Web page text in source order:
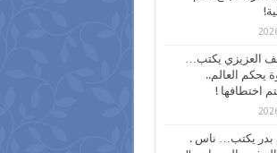
العزيزي يكتب…
يحكم العالم..
اختطافها !
بدر يكتب… ناس .